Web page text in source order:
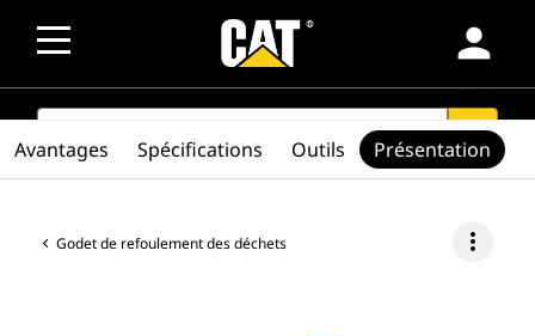
person
SEARCH search
Godet de refoulement des déchets more_vert
Avantages Spécifications Outils Présentation